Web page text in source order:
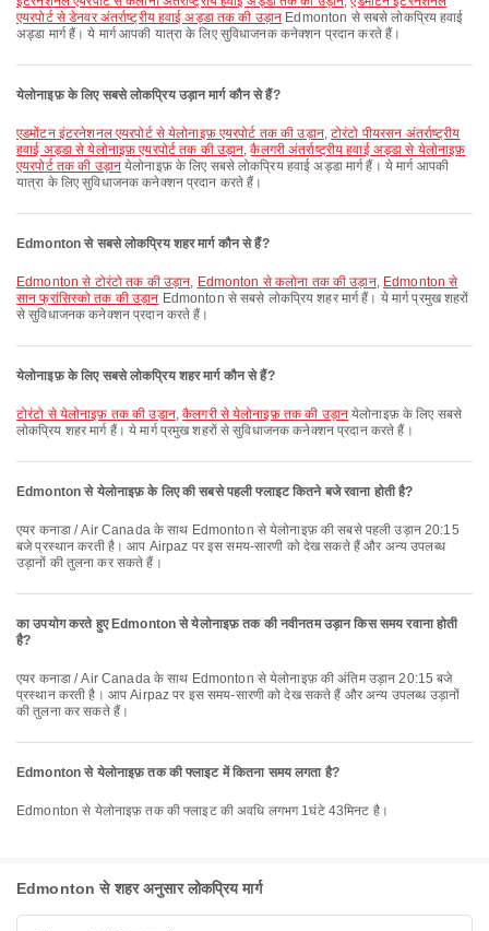
एयरपोर्ट से डेनवर अंतर्राष्ट्रीय हवाई अड्डा तक की उड़ान Edmonton से सबसे लोकप्रिय हवाई
अड्डा मार्ग हैं। ये मार्ग आपकी यात्रा के लिए सुविधाजनक कनेक्शन प्रदान करते हैं।
येलोनाइफ़ के लिए सबसे लोकप्रिय उड़ान मार्ग कौन से हैं?
एडमोंटन इंटरनेशनल एयरपोर्ट से येलोनाइफ़ एयरपोर्ट तक की उड़ान,टोरंटो पीयरसन अंतर्राष्ट्रीय
हवाई अड्डा से येलोनाइफ़ एयरपोर्ट तक की उड़ान,कैलगरी अंतर्राष्ट्रीय हवाई अड्डा से येलोनाइफ़
एयरपोर्ट तक की उड़ानयेलोनाइफ़ के लिए सबसे लोकप्रिय हवाई अड्डा मार्ग हैं। ये मार्ग आपकी
यात्रा के लिए सुविधाजनक कनेक्शन प्रदान करते हैं।
Edmonton से सबसे लोकप्रिय शहर मार्ग कौन से हैं?
Edmonton से टोरंटो तक की उड़ान, Edmonton से कलोना तक की उड़ान, Edmonton से
सान फ्रांसिस्को तक की उड़ान Edmonton से सबसे लोकप्रिय शहर मार्ग हैं। ये मार्ग प्रमुख शहरों
से सुविधाजनक कनेक्शन प्रदान करते हैं।
येलोनाइफ़ के लिए सबसे लोकप्रिय शहर मार्ग कौन से हैं?
टोरंटो से येलोनाइफ़ तक की उड़ान,कैलगरी से येलोनाइफ़ तक की उड़ान येलोनाइफ़ के लिए सबसे
लोकप्रिय शहर मार्ग हैं। ये मार्ग प्रमुख शहरों से सुविधाजनक कनेक्शन प्रदान करते हैं।
Edmonton से येलोनाइफ़ के लिए की सबसे पहली फ्लाइट कितने बजे रवाना होती है?
एयर कनाडा / Air Canada के साथ Edmonton से येलोनाइफ़ की सबसे पहली उड़ान 20:15
बजे प्रस्थान करती है। आप Airpaz पर इस समय-सारणी को देख सकते हैं और अन्य उपलब्ध
उड़ानों की तुलना कर सकते हैं।
का उपयोग करते हुए Edmonton से येलोनाइफ़ तक की नवीनतम उड़ान किस समय रवाना होती
है?
एयर कनाडा / Air Canada के साथ Edmonton से येलोनाइफ़ की अंतिम उड़ान 20:15 बजे
प्रस्थान करती है। आप Airpaz पर इस समय-सारणी को देख सकते हैं और अन्य उपलब्ध उड़ानों
की तुलना कर सकते हैं।
Edmonton से येलोनाइफ़ तक की फ्लाइट में कितना समय लगता है?
Edmonton से येलोनाइफ़ तक की फ्लाइट की अवधि लगभग 1घंटे 43मिनट है।
Edmonton से शहर अनुसार लोकप्रिय मार्ग